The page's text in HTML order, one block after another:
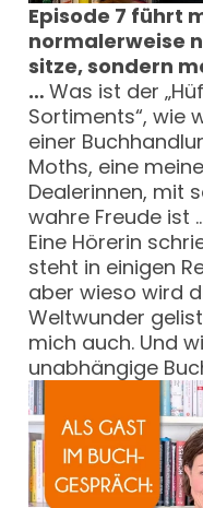
Episode 7 führt
normalerweise
sitze, sondern
…Was ist der
Sortiments“, wie
einer
Moths, eine
Dealerinnen, mit
wahre Freude ist
Eine Hörerin
steht in einigen
aber wieso wird
Weltwunder
mich auch. Und
unabhängige